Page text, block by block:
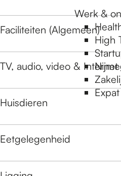
Werk &
High
Faciliteiten (Algemeen)
TV, audio, video & Internet
Huisdieren
Eetgelegenheid